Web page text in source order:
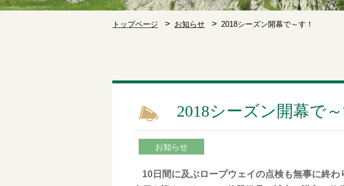
トップページ お知らせ 2018シーズン開幕で～す！
2018シーズン開幕で～
お知らせ
10日間に及ぶロープウェイの点検も無事に終わ